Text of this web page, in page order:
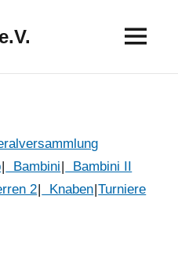
Bambini
Bambini II
2 Knaben Turniere